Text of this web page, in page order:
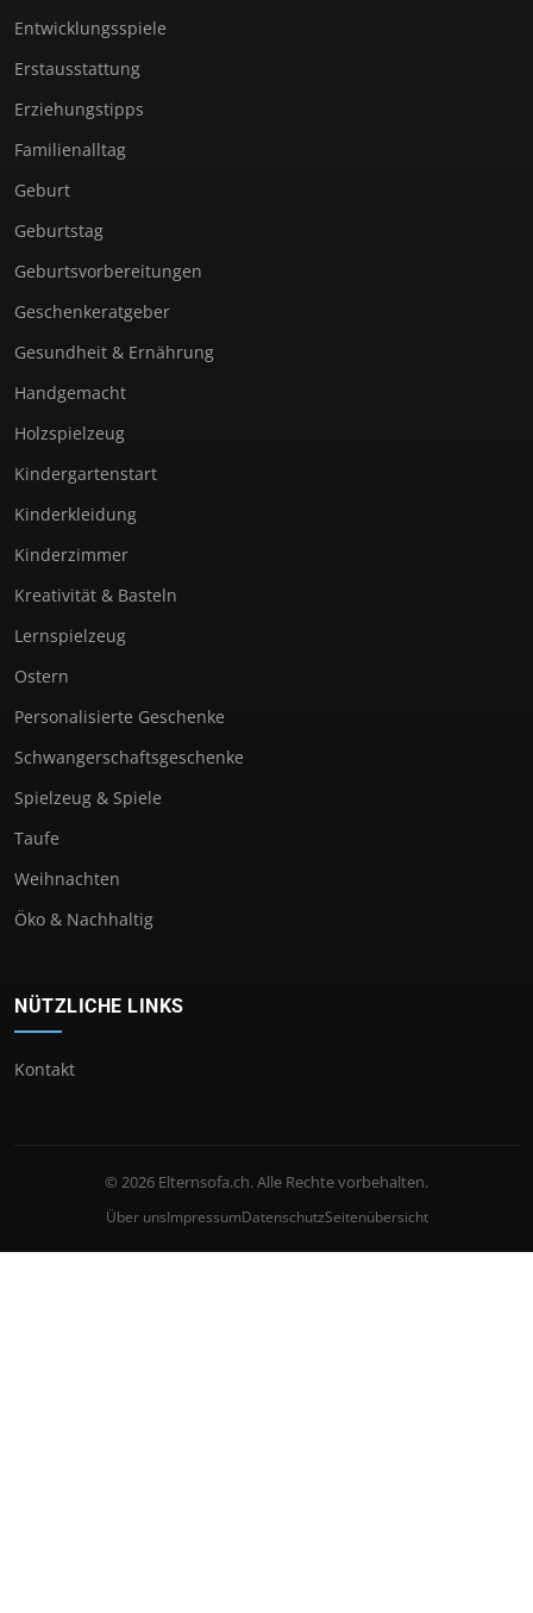
Entwicklungsspiele
Erstausstattung
Erziehungstipps
Familienalltag
Geburt
Geburtstag
Geburtsvorbereitungen
Geschenkeratgeber
Gesundheit & Ernährung
Handgemacht
Holzspielzeug
Kindergartenstart
Kinderkleidung
Kinderzimmer
Kreativität & Basteln
Lernspielzeug
Ostern
Personalisierte Geschenke
Schwangerschaftsgeschenke
Spielzeug & Spiele
Taufe
Weihnachten
Öko & Nachhaltig
NÜTZLICHE LINKS
Kontakt
© 2026 Elternsofa.ch. Alle Rechte vorbehalten.
Über unsImpressumDatenschutzSeitenübersicht